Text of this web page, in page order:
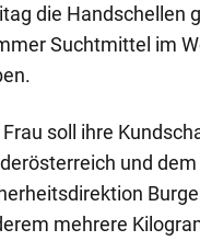
die Handschellen
Suchtmittel im
Frau soll ihre
und
mehrere